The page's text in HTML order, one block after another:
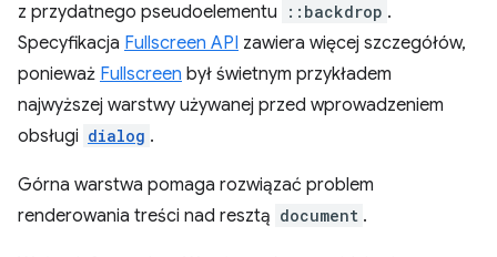
z przydatnego pseudoelementu
::backdrop .
Specyfikacja Fullscreen API zawiera więcej szczegółów,
ponieważ Fullscreen był świetnym przykładem
najwyższej warstwy używanej przed wprowadzeniem
obsługi dialog .
Górna warstwa pomaga rozwiązać problem
renderowania treści nad resztą document .